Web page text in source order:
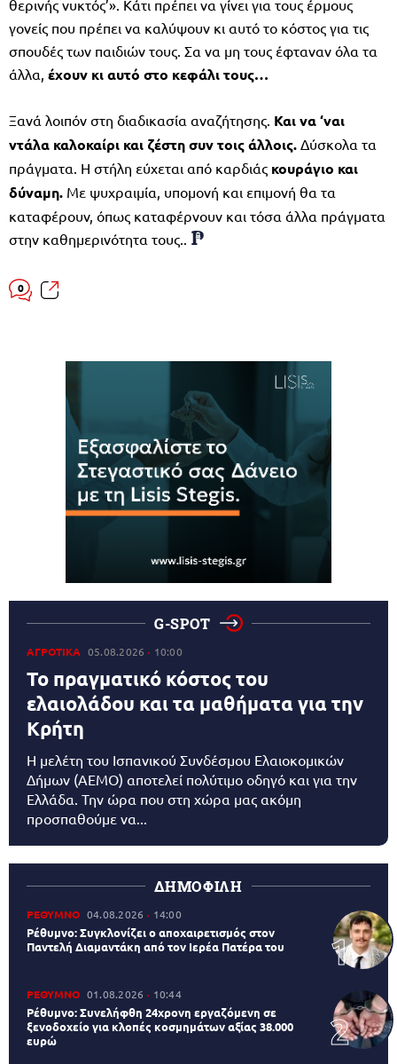
θερινής νυκτός’». Κάτι πρέπει να γίνει για τους έρμους
γονείς που πρέπει να καλύψουν κι αυτό το κόστος για τις
σπουδές των παιδιών τους. Σα να μη τους έφταναν όλα τα
άλλα, έχουν κι αυτό στο κεφάλι τους…
Ξανά λοιπόν στη διαδικασία αναζήτησης. Και να ‘ναι
ντάλα καλοκαίρι και ζέστη συν τοις άλλοις. Δύσκολα τα
πράγματα. Η στήλη εύχεται από καρδιάς κουράγιο και
δύναμη. Με ψυχραιμία, υπομονή και επιμονή θα τα
καταφέρουν, όπως καταφέρνουν και τόσα άλλα πράγματα
στην καθημερινότητα τους..
0
G-SPOT
ΑΓΡΟΤΙΚΑ 05.08.2026 10:00
Το πραγματικό κόστος του
ελαιολάδου και τα μαθήματα για την
Κρήτη
Η μελέτη του Ισπανικού Συνδέσμου Ελαιοκομικών
Δήμων (AEMO) αποτελεί πολύτιμο οδηγό και για την
Ελλάδα. Την ώρα που στη χώρα μας ακόμη
προσπαθούμε να...
ΔΗΜΟΦΙΛΗ
ΡΕΘΥΜΝΟ 04.08.2026 14:00
Ρέθυμνο: Συγκλονίζει ο αποχαιρετισμός στον
Παντελή Διαμαντάκη από τον Ιερέα Πατέρα του
ΡΕΘΥΜΝΟ 01.08.2026 10:44
Ρέθυμνο: Συνελήφθη 24χρονη εργαζόμενη σε
ξενοδοχείο για κλοπές κοσμημάτων αξίας 38.000
ευρώ